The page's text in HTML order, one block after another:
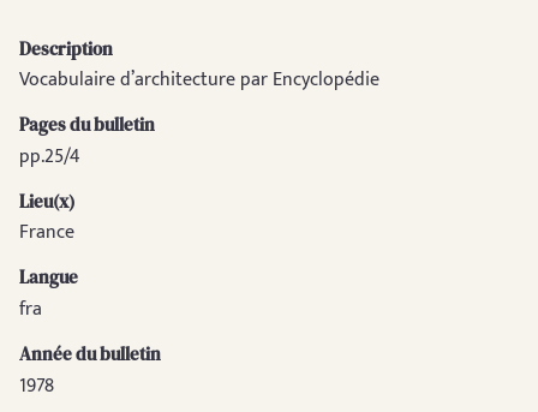
Description
Vocabulaire d’architecture par Encyclopédie
Pages du bulletin
pp.25/4
Lieu(x)
France
Langue
fra
Année du bulletin
1978